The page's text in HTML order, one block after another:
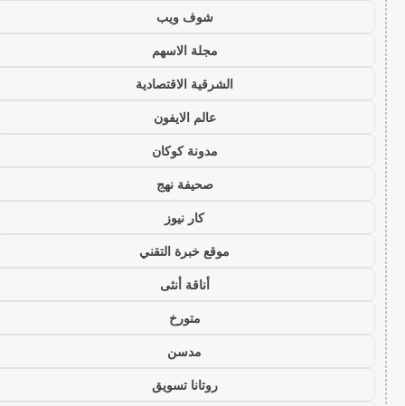
شوف ويب
مجلة الاسهم
الشرقية الاقتصادية
عالم الايفون
مدونة كوكان
صحيفة نهج
كار نيوز
موقع خبرة التقني
أناقة أنثى
متورخ
مدسن
روتانا تسويق